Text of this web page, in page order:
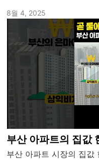
8월 4, 2025
부산 아파트의 집값
부산 아파트 시장의 집값